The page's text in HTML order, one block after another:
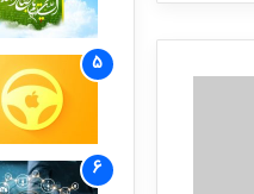
اول